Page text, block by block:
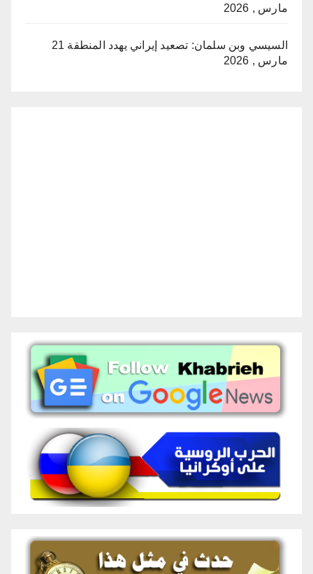
مارس , 2026
السيسي وبن سلمان: تصعيد إيراني يهدد المنطقة 21
مارس , 2026